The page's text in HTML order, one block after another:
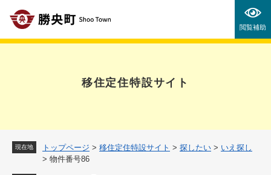
の
閲覧補助
移住定住特設サイト
現在地 トップページ > 移住定住特設サイト > 探したい > いえ探し
> 物件番号86